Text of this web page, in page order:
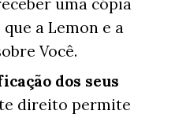
uma cópia
que a Lemon e a
Você.
dos seus
direito permite